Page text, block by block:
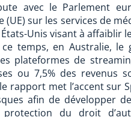
avec le Parlement
(UE) sur les services de
Unis visant à affaiblir
temps, en Australie,
plateformes de
ou 7,5% des revenus
rapport met l’accent sur
afin de développer
du droit